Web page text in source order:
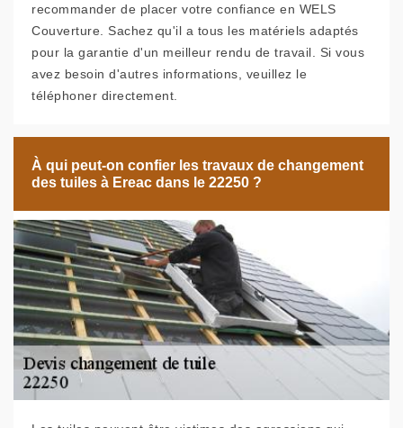
recommander de placer votre confiance en WELS
Couverture. Sachez qu'il a tous les matériels adaptés
pour la garantie d'un meilleur rendu de travail. Si vous
avez besoin d'autres informations, veuillez le
téléphoner directement.
À qui peut-on confier les travaux de changement
des tuiles à Ereac dans le 22250 ?